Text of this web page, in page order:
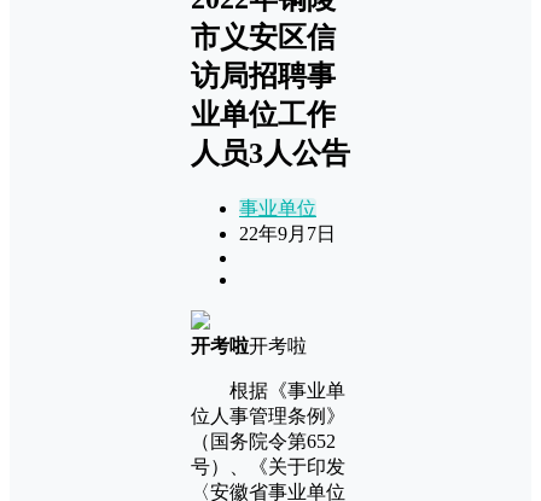
市义安区信
访局招聘事
业单位工作
人员3人公告
事业单位
22年9月7日
开考啦开考啦
根据《事业单
位人事管理条例》
（国务院令第652
号）、《关于印发
〈安徽省事业单位